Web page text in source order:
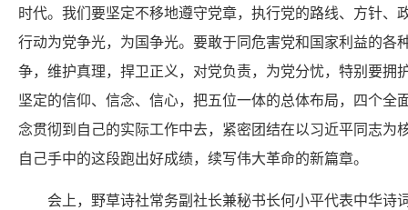
时代。我们要坚定不移地遵守党章，执行党的路线、方针、
行动为党争光，为国争光。要敢于同危害党和国家利益的各
争，维护真理，捍卫正义，对党负责，为党分忧，特别要拥
坚定的信仰、信念、信心，把五位一体的总体布局，四个全
念贯彻到自己的实际工作中去，紧密团结在以习近平同志为
自己手中的这段跑出好成绩，续写伟大革命的新篇章。
会上，野草诗社常务副社长兼秘书长何小平代表中华诗